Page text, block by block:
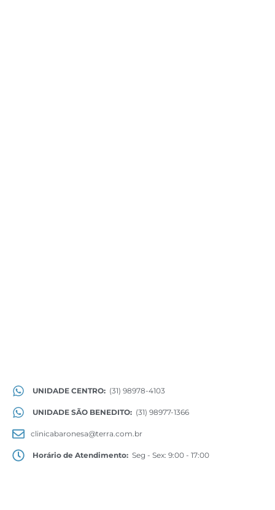
UNIDADE CENTRO: (31) 98978-4103
UNIDADE SÃO BENEDITO: (31) 98977-1366
clinicabaronesa@terra.com.br
Horário de Atendimento: Seg - Sex: 9:00 - 17:00